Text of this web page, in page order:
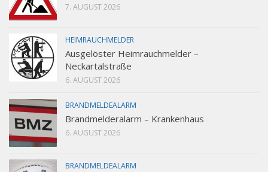
7. AUGUST 2026
HEIMRAUCHMELDER
Ausgelöster Heimrauchmelder –
Neckartalstraße
6. AUGUST 2026
BRANDMELDEALARM
Brandmelderalarm – Krankenhaus
6. AUGUST 2026
BRANDMELDEALARM